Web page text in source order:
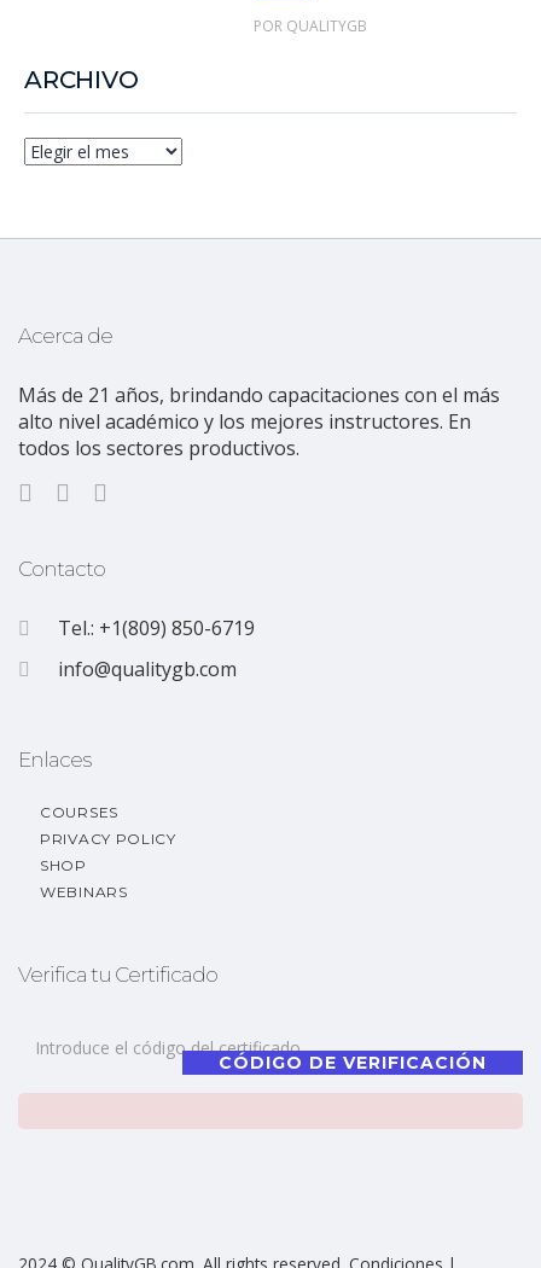
POR QUALITYGB
ARCHIVO
Acerca de
Más de 21 años, brindando capacitaciones con el más
alto nivel académico y los mejores instructores. En
todos los sectores productivos.
Contacto
Tel.: +1(809) 850-6719
info@qualitygb.com
Enlaces
COURSES
PRIVACY POLICY
SHOP
WEBINARS
Verifica tu Certificado
CÓDIGO DE VERIFICACIÓN